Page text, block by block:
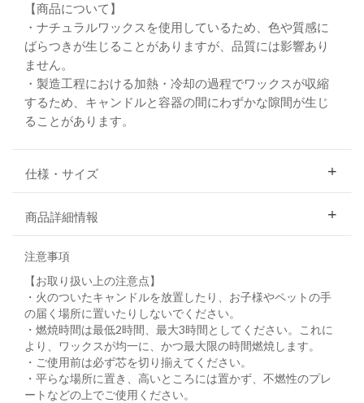
【商品について】
・ナチュラルワックスを使用しているため、色や質感に
ばらつきが生じることがありますが、品質には影響あり
ません。
・製造工程における加熱・冷却の過程でワックスが収縮
するため、キャンドルと容器の間にわずかな隙間が生じ
ることがあります。
仕様・サイズ
商品詳細情報
注意事項
【お取り扱い上の注意点】
・火のついたキャンドルを放置したり、お子様やペットの手
の届く場所に置いたりしないでください。
・燃焼時間は最低2時間、最大3時間としてください。これに
より、ワックスが均一に、かつ最大限の時間燃焼します。
・ご使用前は必ず芯を切り揃えてください。
・平らな場所に置き、高いところには置かず、不燃性のプレ
ートなどの上でご使用ください。